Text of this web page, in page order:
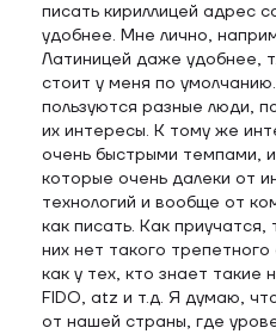
писать кириллицей адрес
удобнее. Мне лично,
Латиницей даже удобнее,
стоит у меня по
пользуются разные люди,
их интересы. К тому же
очень быстрыми темпами,
которые очень далеки от
технологий и вообще от
как писать. Как
них нет такого
как у тех, кто знает такие
FIDO, atz и т.д. Я думаю,
от нашей страны, где